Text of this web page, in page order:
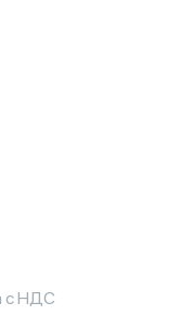
с НДС